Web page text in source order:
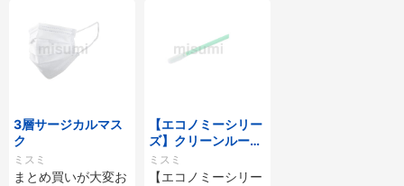
3層サージカルマス
ク
ミスミ
まとめ買いが大変お
【エコノミーシリー
ズ】クリーンルーム
用綿棒クリーンルー
ムCLASS100
ミスミ
【エコノミーシリー